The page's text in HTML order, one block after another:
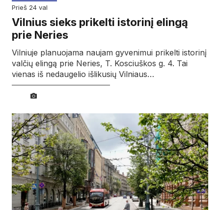
prieš 24 val
Vilnius sieks prikelti istorinį elingą
prie Neries
Vilniuje planuojama naujam gyvenimui prikelti istorinį
valčių elingą prie Neries, T. Kosciuškos g. 4. Tai
vienas iš nedaugelio išlikusių Vilniaus…